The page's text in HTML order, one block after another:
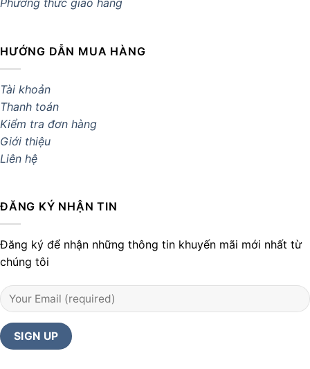
Phương thức giao hàng
HƯỚNG DẪN MUA HÀNG
Tài khoản
Thanh toán
Kiểm tra đơn hàng
Giới thiệu
Liên hệ
ĐĂNG KÝ NHẬN TIN
Đăng ký để nhận những thông tin khuyến mãi mới nhất từ
chúng tôi